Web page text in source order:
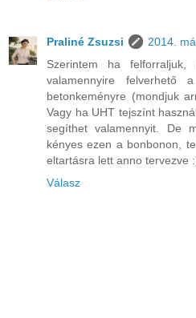
Praliné Zsuzsi
2014.
Szerintem ha
valamennyire felverhető
betonkeményre (mondjuk
Vagy ha UHT tejszínt
segíthet valamennyit. De
kényes ezen a bonbonon,
eltartásra lett anno tervezve
Válasz